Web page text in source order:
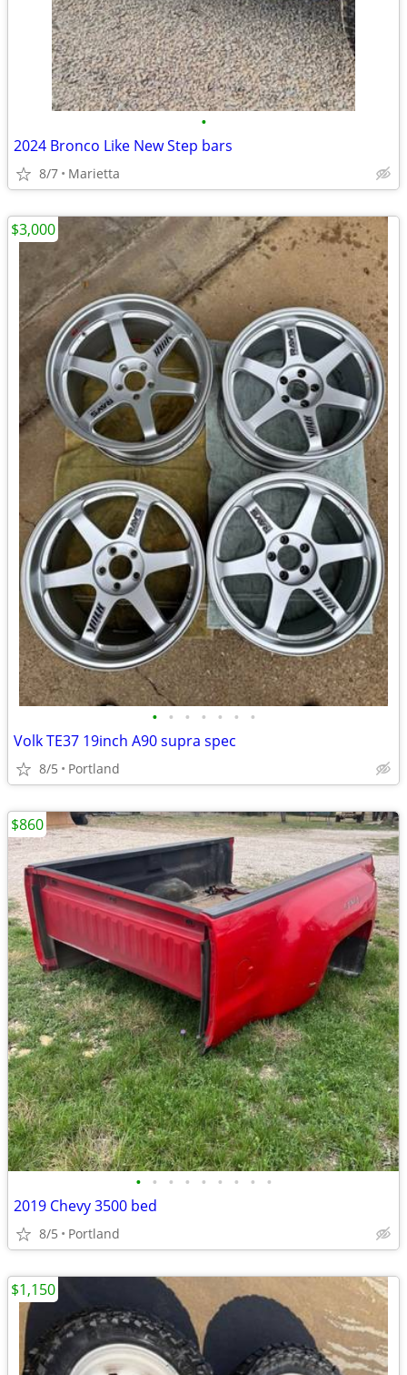
•
2024 Bronco Like New Step bars
8/7 Marietta
• • • • • • •
Volk TE37 19inch A90 supra spec
8/5 Portland
$3,000
• • • • • • • • •
2019 Chevy 3500 bed
8/5 Portland
$860
$1,150